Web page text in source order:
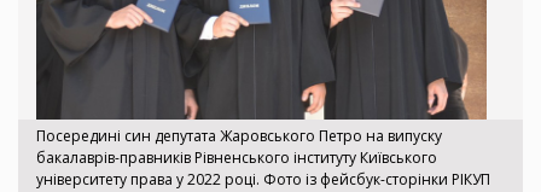
Посередині син депутата Жаровського Петро на випуску
бакалаврів-правників Рівненського інституту Київського
університету права у 2022 році. Фото із фейсбук-сторінки РІКУП